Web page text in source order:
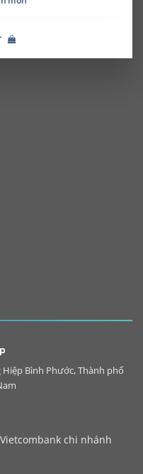
Bình Phước, Thành phố
chi nhánh